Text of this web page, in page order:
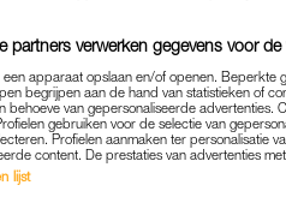
IN HET
'IK
05-12-2020 |
machete bedwongen
partners verwerken gegevens voor
apparaat opslaan en/of openen. Beperkte
begrijpen aan de hand van statistieken of
behoeve van gepersonaliseerde advertenties.
gebruiken voor de selectie van
Profielen aanmaken ter personalisatie
content. De prestaties van advertenties
lijst